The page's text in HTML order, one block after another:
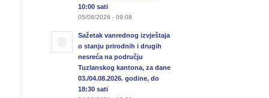
10:00 sati
05/08/2026 - 09:08
Sažetak vanrednog izvještaja
o stanju prirodnih i drugih
nesreća na području
Tuzlanskog kantona, za dane
03./04.08.2026. godine, do
18:30 sati